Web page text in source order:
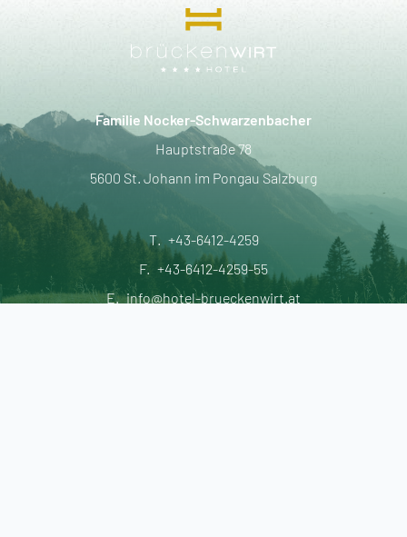
Familie Nocker-Schwarzenbacher
Hauptstraße 78
5600 St. Johann im Pongau Salzburg
T.
+43-6412-4259
F. +43-6412-4259-55
E. info@hotel-brueckenwirt.at